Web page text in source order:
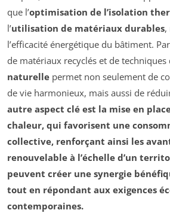
que l’optimisation de l’isolation
l’utilisation de matériaux durables,
l’efficacité énergétique du bâtiment.
de matériaux recyclés et de techniques
naturelle permet non seulement de
de vie harmonieux, mais aussi de
autre aspect clé est la mise en
chaleur, qui favorisent une
collective, renforçant ainsi les
renouvelable à l’échelle d’un
peuvent créer une synergie
tout en répondant aux exigences
contemporaines.